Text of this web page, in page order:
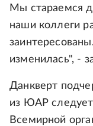
Мы стараемся
наши коллеги
изменилась", -
Данкверт
из ЮАР
Всемирной